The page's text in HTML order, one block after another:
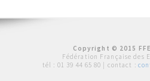
Copyright © 2015
Fédération Française des
tél : 01 39 44 65 80 | contact :